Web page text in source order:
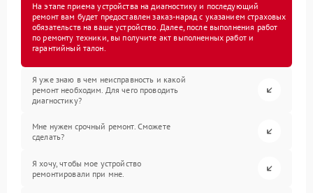
На этапе приема устройства на диагностику и последующий
ремонт вам будет предоставлен заказ-наряд с указанием страховых
обязательств на ваше устройство. Далее, после выполнения работ
по ремонту техники, вы получите акт выполненных работ и
гарантийный талон.
Я уже знаю в чем неисправность и какой
ремонт необходим. Для чего проводить
диагностику?
Мне нужен срочный ремонт. Сможете
сделать?
Я хочу, чтобы мое устройство
ремонтировали при мне.